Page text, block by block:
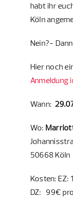
habt ihr
Köln
Nein?-
Hier noch
Anmeldung
Wann:
Wo:
50668 Köln
Kosten: EZ:
DZ: 99€